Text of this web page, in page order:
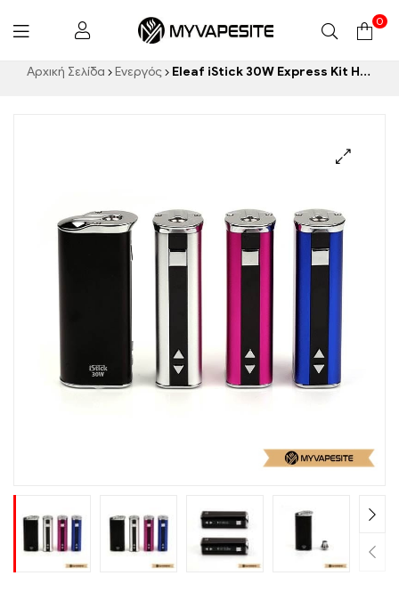
Myvapesite.de
0
Αρχική Σελίδα Ενεργός Eleaf iStick 30W Express Kit Ηλεκτρονικά τσιγάρα Χονδρική 丨 Custom